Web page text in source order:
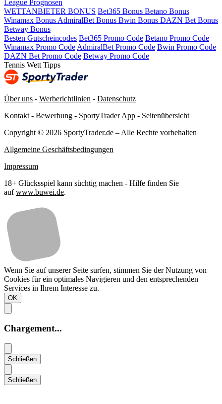
League Prognosen
WETTANBIETER BONUS Bet365 Bonus Betano Bonus
Winamax BonusAdmiralBet Bonus Bwin Bonus DAZN Bet Bonus
Betway Bonus
Besten Gutscheincodes Bet365 Promo Code Betano Promo Code
Winamax Promo CodeAdmiralBet Promo Code Bwin Promo Code
DAZN Bet Promo Code Betway Promo Code
Tennis Wett Tipps
Über uns - Werberichtlinien - Datenschutz
Kontakt- Bewerbung - SportyTrader App - Seitenübersicht
Copyright © 2026 SportyTrader.de – Alle Rechte vorbehalten
Allgemeine Geschäftsbedingungen
Impressum
18+ Glücksspiel kann süchtig machen - Hilfe finden Sie
aufwww.buwei.de.
Wenn Sie auf unserer Seite surfen, stimmen Sie der Nutzung von
Cookies für ein optimales Navigieren und den entsprechenden
Services in Ihrem Interesse zu.
OK
Chargement...
Schließen
Schließen